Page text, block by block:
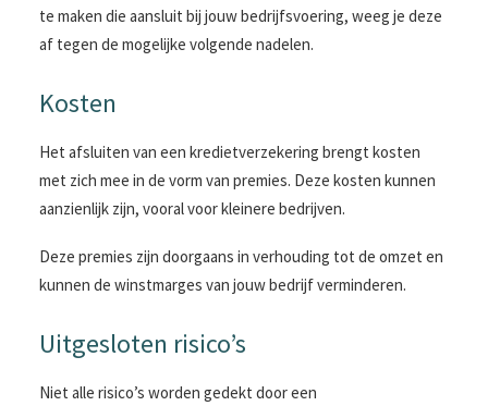
te maken die aansluit bij jouw bedrijfsvoering, weeg je deze
af tegen de mogelijke volgende nadelen.
Kosten
Het afsluiten van een kredietverzekering brengt kosten
met zich mee in de vorm van premies. Deze kosten kunnen
aanzienlijk zijn, vooral voor kleinere bedrijven.
Deze premies zijn doorgaans in verhouding tot de omzet en
kunnen de winstmarges van jouw bedrijf verminderen.
Uitgesloten risico’s
Niet alle risico’s worden gedekt door een